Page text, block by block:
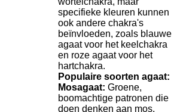
specifieke kleuren kunnen
ook andere chakra's
beïnvloeden, zoals blauwe
agaat voor het keelchakra
en roze agaat voor het
hartchakra.
Populaire soorten agaat:
Mosagaat: Groene,
boomachtige patronen die
doen denken aan mos.